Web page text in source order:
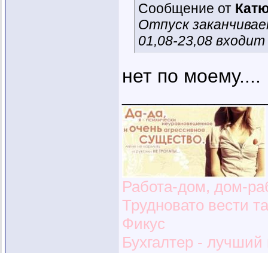
Сообщение от
Отпуск
01,08-23,08
нет по моему....
Работа-дом, дом-
Трудновато вести
Фикус
Бухгалтер -